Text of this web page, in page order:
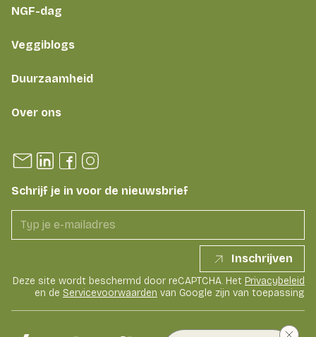
NGF-dag
Veggiblogs
Duurzaamheid
Over ons
Schrijf je in voor de nieuwsbrief
Inschrijven
Deze site wordt beschermd door reCAPTCHA. Het Privacybeleid
en de Servicevoorwaarden van Google zijn van toepassing